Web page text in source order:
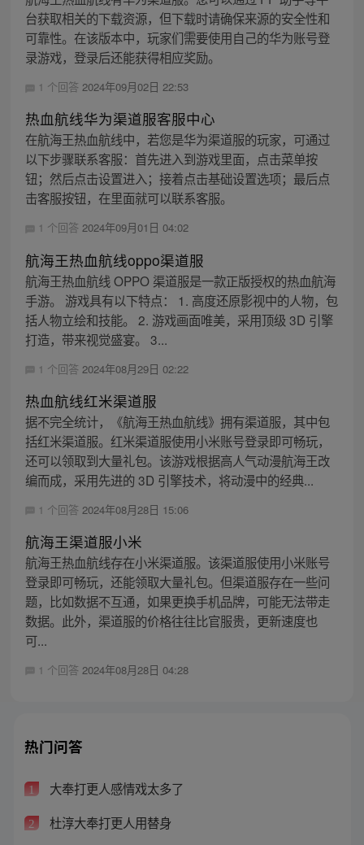
台获取相关的下载资源，但下载时请确保来源的安全性和
可靠性。在该版本中，玩家们需要使用自己的华为账号登
录游戏，登录后还能获得相应奖励。
1 个回答 2024年09月02日 22:53
热血航线华为渠道服客服中心
在航海王热血航线中，若您是华为渠道服的玩家，可通过
以下步骤联系客服：首先进入到游戏里面，点击菜单按
钮；然后点击设置进入；接着点击基础设置选项；最后点
击客服按钮，在里面就可以联系客服。
1 个回答 2024年09月01日 04:02
航海王热血航线oppo渠道服
航海王热血航线 OPPO 渠道服是一款正版授权的热血航海
手游。 游戏具有以下特点： 1. 高度还原影视中的人物，包
括人物立绘和技能。 2. 游戏画面唯美，采用顶级 3D 引擎
打造，带来视觉盛宴。 3...
1 个回答 2024年08月29日 02:22
热血航线红米渠道服
据不完全统计，《航海王热血航线》拥有渠道服，其中包
括红米渠道服。红米渠道服使用小米账号登录即可畅玩，
还可以领取到大量礼包。该游戏根据高人气动漫航海王改
编而成，采用先进的 3D 引擎技术，将动漫中的经典...
1 个回答 2024年08月28日 15:06
航海王渠道服小米
航海王热血航线存在小米渠道服。该渠道服使用小米账号
登录即可畅玩，还能领取大量礼包。但渠道服存在一些问
题，比如数据不互通，如果更换手机品牌，可能无法带走
数据。此外，渠道服的价格往往比官服贵，更新速度也
可...
1 个回答 2024年08月28日 04:28
热门问答
1 大奉打更人感情戏太多了
2 杜淳大奉打更人用替身